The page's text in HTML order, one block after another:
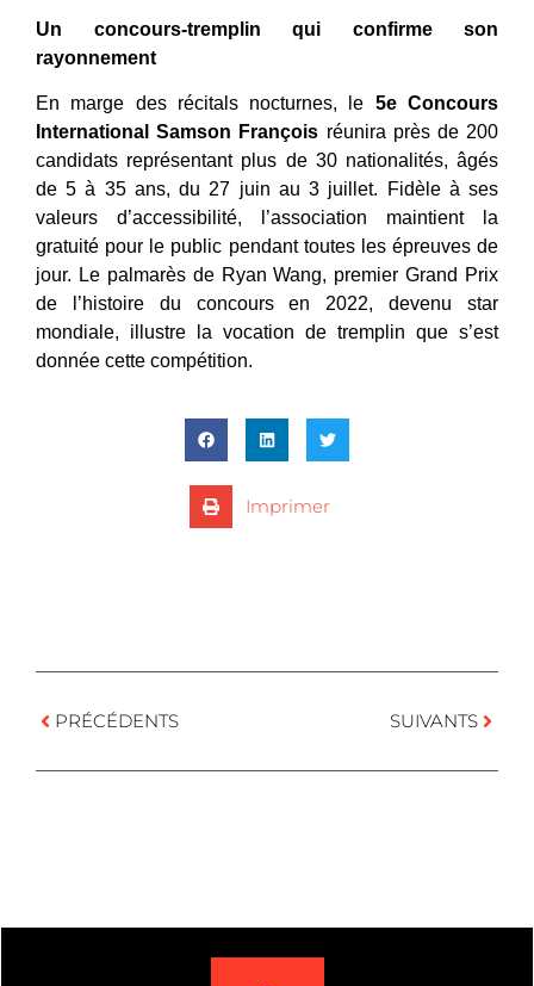
Un concours-tremplin qui confirme son
rayonnement
En marge des récitals nocturnes, le 5e Concours
International Samson François réunira près de 200
candidats représentant plus de 30 nationalités, âgés
de 5 à 35 ans, du 27 juin au 3 juillet. Fidèle à ses
valeurs d’accessibilité, l’association maintient la
gratuité pour le public pendant toutes les épreuves de
jour. Le palmarès de Ryan Wang, premier Grand Prix
de l’histoire du concours en 2022, devenu star
mondiale, illustre la vocation de tremplin que s’est
donnée cette compétition.
Imprimer
PRÉCÉDENTS SUIVANTS